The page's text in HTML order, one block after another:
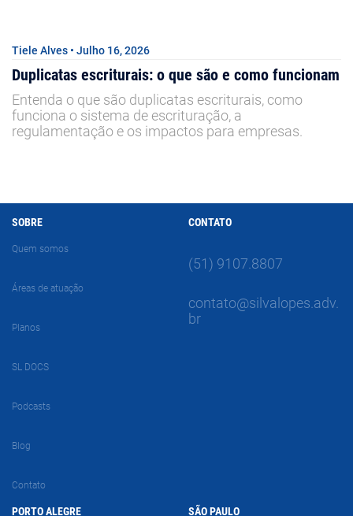
Tiele Alves • Julho 16, 2026
Duplicatas escriturais: o que são e como funcionam
Entenda o que são duplicatas escriturais, como
funciona o sistema de escrituração, a
regulamentação e os impactos para empresas.
SOBRE
Quem somos
Áreas de atuação
Planos
SL DOCS
Podcasts
Blog
Contato
CONTATO
(51) 9107.8807
contato@silvalopes.adv.
br
PORTO ALEGRE SÃO PAULO